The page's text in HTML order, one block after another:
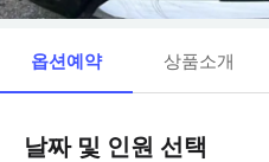
옵션예약 상품소개
날짜 및 인원 선택